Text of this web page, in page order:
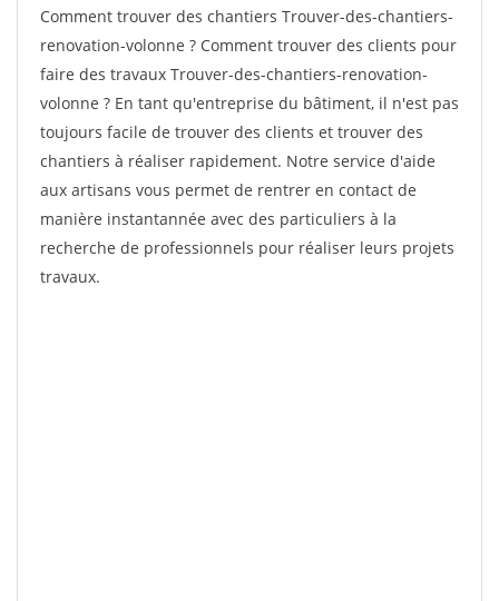
Comment trouver des chantiers Trouver-des-chantiers-
renovation-volonne ? Comment trouver des clients pour
faire des travaux Trouver-des-chantiers-renovation-
volonne ? En tant qu'entreprise du bâtiment, il n'est pas
toujours facile de trouver des clients et trouver des
chantiers à réaliser rapidement. Notre service d'aide
aux artisans vous permet de rentrer en contact de
manière instantannée avec des particuliers à la
recherche de professionnels pour réaliser leurs projets
travaux.